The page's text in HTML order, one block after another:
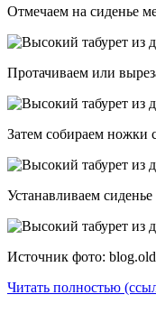
Отмечаем на сиденье
Протачиваем или
Затем собираем ножки
Устанавливаем
Источник фото:
Читать полностью